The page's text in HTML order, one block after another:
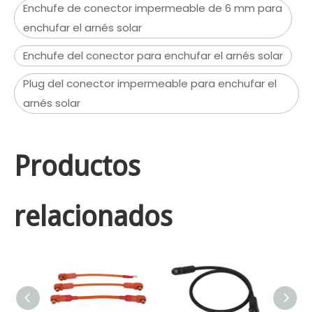
Enchufe de conector impermeable de 6 mm para
enchufar el arnés solar
Enchufe del conector para enchufar el arnés solar
Plug del conector impermeable para enchufar el
arnés solar
Productos
relacionados